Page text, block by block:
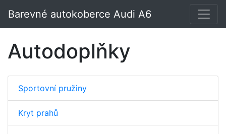
Barevné autokoberce Audi A6
Autodoplňky
Sportovní pružiny
Kryt prahů